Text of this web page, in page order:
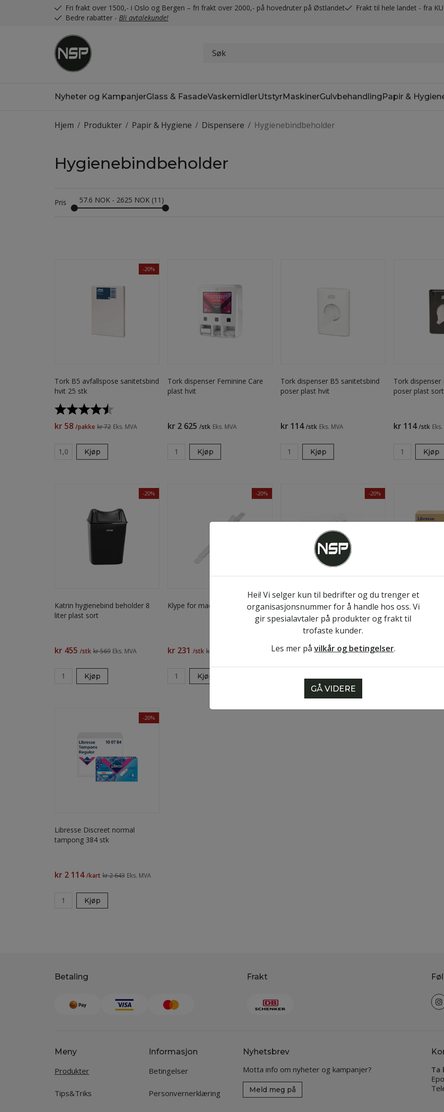
Fri frakt over 1500,- i Oslo og Bergen – fri frakt over 2000,- på hovedruter på Østlandet
Frakt til hele landet - fra
Bedre rabatter - Bli avtalekunde!
Nyheter og KampanjerGlass & FasadeVaskemidlerUtstyrMaskinerGulvbehandlingPapir &
/
Hjem /
Produkter /
Papir & Hygiene /
Dispensere Hygienebindbeholder
Hygienebindbeholder
Pris 57.6 NOK - 2625 NOK 11
-20%
Tork B5 avfallspose sanitetsbind
hvit 25 stk
Karakter:
kr 58 /pakke kr 72 Eks. MVA
Kjøp
Tork dispenser Feminine Care
plast hvit
kr 2 625 /stk Eks. MVA
Kjøp
Tork dispenser B5 sanitetsbind
poser plast hvit
kr 114 /stk Eks. MVA
Kjøp
Tork
poser plast sort
kr 114 /stk
Kjøp
-20%
Katrin hygienebind beholder 8
liter plast sort
kr 455 /stk kr 569 Eks. MVA
Kjøp
-20%
Klype for madameposer
kr 231 /stk kr 289
Kjøp
-20%
Madame poser bølgemotiv 500
stk
kr 447 /kart kr 559 Eks. MVA
Libresse
150 x 2 pk
kr 1 539
-20%
Libresse Discreet normal
tampong 384 stk
kr 2 114 /kart kr 2 643 Eks. MVA
Kjøp
Betaling Frakt
Meny
Produkter
Tips&Triks
Informasjon
Betingelser
Personvernerklæring
Nyhetsbrev
Motta info om nyheter og kampanjer?
Meld meg på
Ta
Hei! Vi selger kun til bedrifter og du trenger et
organisasjonsnummer for å handle hos oss. Vi
gir spesialavtaler på produkter og frakt til
trofaste kunder.
Les mer på vilkår og betingelser.
GÅ VIDERE